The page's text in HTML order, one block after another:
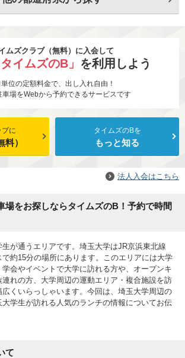
ムズクラブ（無料）に入会して
タイムズのB」 を利用しよう
位の定額料金で、出し入れ自由！
車場をWebから予約できるサービスです
ブに
）
タイムズのBを
もっと知る
法人入会はこちら
場をお探しならタイムズのB！予約で時間
が通うエリアです。埼玉大学はJR京浜東北線
で約15分の場所にあります。このエリアには大学
会やイベントで大学に訪れる方や、オープンキ
連れの方、大学周辺の運動エリア・複合施設を訪
くいらっしゃいます。今回は、埼玉大学周辺の
学生が訪れる人気のランチの情報についてお伝
て